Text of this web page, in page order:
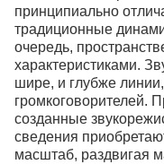
принципиально
традиционные
очередь,
характеристиками.
шире, и глубже
громкоговорителей.
созданные
сведения
масштаб, раздвигая